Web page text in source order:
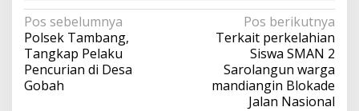
N
a
v
i
g
a
Pos sebelumnya
Polsek Tambang,
Tangkap Pelaku
Pencurian di Desa
Gobah
Pos berikutnya
Terkait perkelahian
Siswa SMAN 2
Sarolangun warga
mandiangin Blokade
Jalan Nasional